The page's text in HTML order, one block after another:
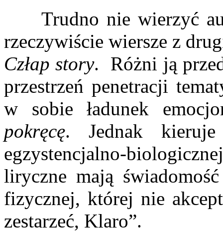
Trudno nie wierzyć
rzeczywiście wiersze z
Człap story. Różni ją
przestrzeń penetracji
w sobie ładunek
pokręcę. Jednak
egzystencjalno-
liryczne mają
fizycznej, której nie
zestarzeć, Klaro”.